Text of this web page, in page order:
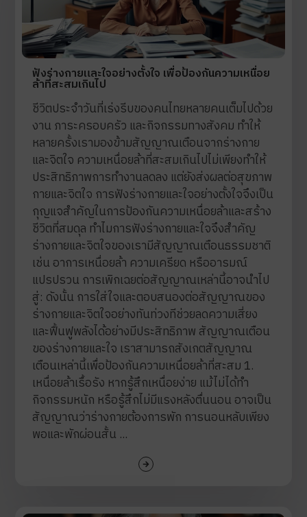
ฟังร่างกายและใจอย่างตั้งใจ เพื่อป้องกันความเหนื่อย
ล้าที่สะสมเกินไป
ชีวิตประจำวันที่เร่งรีบของคนไทยหลายคนเต็มไปด้วย
งาน ภาระครอบครัว และกิจกรรมทางสังคม ทำให้
หลายครั้งเรามองข้ามสัญญาณเตือนจากร่างกาย
และจิตใจ ความเหนื่อยล้าที่สะสมเกินไปไม่เพียงทำให้
ประสิทธิภาพการทำงานลดลง แต่ยังส่งผลต่อสุขภาพ
กายและจิตใจ การฟังร่างกายและใจอย่างตั้งใจจึงเป็น
กุญแจสำคัญในการป้องกันความเหนื่อยล้าและสร้าง
ชีวิตที่สมดุล ทำไมการฟังร่างกายและใจจึงสำคัญ
ร่างกายและจิตใจของเรามีสัญญาณเตือนธรรมชาติ
เช่น อาการเหนื่อยล้า ความเครียด หรืออารมณ์
แปรปรวน การเพิกเฉยต่อสัญญาณเหล่านี้อาจนำไป
สู่: ดังนั้น การใส่ใจและตอบสนองต่อสัญญาณของ
ร่างกายและจิตใจอย่างทันท่วงทีช่วยลดความเสี่ยง
และฟื้นฟูพลังได้อย่างมีประสิทธิภาพ สัญญาณเตือน
ของร่างกายและใจ เราสามารถสังเกตสัญญาณ
เตือนเหล่านี้เพื่อป้องกันความเหนื่อยล้าที่สะสม 1.
เหนื่อยล้าเรื้อรัง หากรู้สึกเหนื่อยง่าย แม้ไม่ได้ทำ
กิจกรรมหนัก หรือรู้สึกไม่มีแรงหลังตื่นนอน อาจเป็น
สัญญาณว่าร่างกายต้องการพัก การนอนหลับเพียง
พอและพักผ่อนสั้น ...